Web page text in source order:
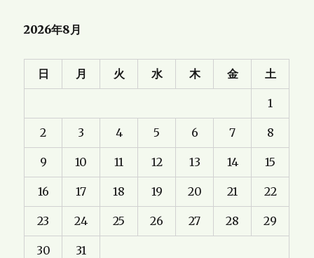
2026年8月
日 月 火 水 木 金 土
1
2 3 4 5 6 7 8
9 10 11 12 13 14 15
16 17 18 19 20 21 22
23 24 25 26 27 28 29
30
31